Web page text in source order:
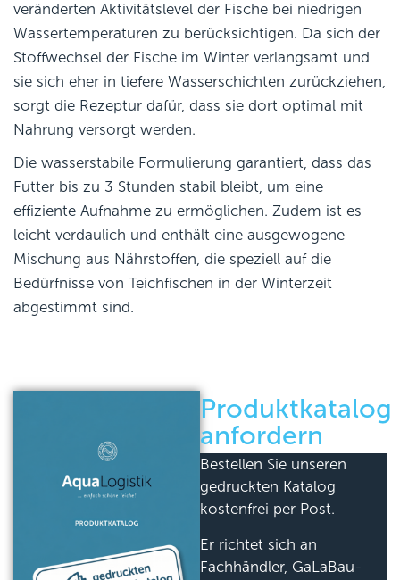
veränderten Aktivitätslevel der Fische bei niedrigen
Wassertemperaturen zu berücksichtigen. Da sich der
Stoffwechsel der Fische im Winter verlangsamt und
sie sich eher in tiefere Wasserschichten zurückziehen,
sorgt die Rezeptur dafür, dass sie dort optimal mit
Nahrung versorgt werden.
Die wasserstabile Formulierung garantiert, dass das
Futter bis zu 3 Stunden stabil bleibt, um eine
effiziente Aufnahme zu ermöglichen. Zudem ist es
leicht verdaulich und enthält eine ausgewogene
Mischung aus Nährstoffen, die speziell auf die
Bedürfnisse von Teichfischen in der Winterzeit
abgestimmt sind.
Produktkatalog
anfordern
Bestellen Sie unseren
gedruckten Katalog
kostenfrei per Post.
Er richtet sich an
Fachhändler, GaLaBau-